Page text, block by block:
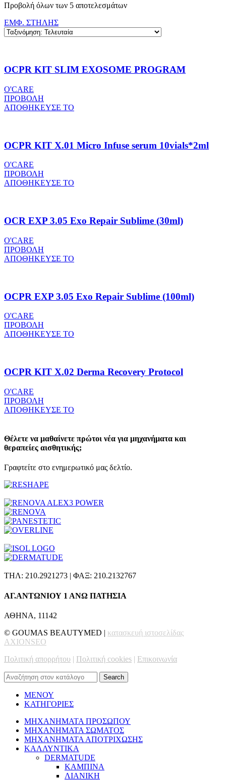
Προβολή όλων των 5 αποτελεσμάτων
ΕΜΦ. ΣΤΗΛΗΣ
OCPR KIT SLIM EXOSOME PROGRAM
O'CARE
ΠΡΟΒΟΛΗ
ΑΠΟΘΗΚΕΥΣΕ ΤΟ
OCPR KIT X.01 Micro Infuse serum 10vials*2ml
O'CARE
ΠΡΟΒΟΛΗ
ΑΠΟΘΗΚΕΥΣΕ ΤΟ
OCR EXP 3.05 Exo Repair Sublime (30ml)
O'CARE
ΠΡΟΒΟΛΗ
ΑΠΟΘΗΚΕΥΣΕ ΤΟ
OCPR EXP 3.05 Exo Repair Sublime (100ml)
O'CARE
ΠΡΟΒΟΛΗ
ΑΠΟΘΗΚΕΥΣΕ ΤΟ
OCPR KIT X.02 Derma Recovery Protocol
O'CARE
ΠΡΟΒΟΛΗ
ΑΠΟΘΗΚΕΥΣΕ ΤΟ
Θέλετε να μαθαίνετε πρώτοι νέα για μηχανήματα και
θεραπείες αισθητικής;
Γραφτείτε στο ενημερωτικό μας δελτίο.
ΤΗΛ: 210.2921273 | ΦΑΞ: 210.2132767
ΑΓ.ΑΝΤΩΝΙΟΥ 1 ΑΝΩ ΠΑΤΗΣΙΑ
ΑΘΗΝΑ, 11142
© GOUMAS BEAUTYMED | κατασκευή ιστοσελίδας
AXIONSEO
Πολιτική απορρήτου | Πολιτική cookies | Επικοινωνία
Search
ΜΕΝΟΥ
ΚΑΤΗΓΟΡΙΕΣ
ΜΗΧΑΝΗΜΑΤΑ ΠΡΟΣΩΠΟΥ
ΜΗΧΑΝΗΜΑΤΑ ΣΩΜΑΤΟΣ
ΜΗΧΑΝΗΜΑΤΑ ΑΠΟΤΡΙΧΩΣΗΣ
ΚΑΛΛΥΝΤΙΚΑ
DERMATUDE
ΚΑΜΠΙΝΑ
ΛΙΑΝΙΚΗ